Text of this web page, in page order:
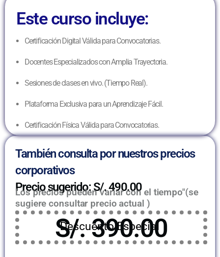
Este curso incluye:
Certificación Digital Válida para Convocatorias.
Docentes Especializados con Amplia Trayectoria.
Sesiones de clases en vivo. (Tiempo Real).
Plataforma Exclusiva para un Aprendizaje Fácil.
Certificación Física Válida para Convocatorias.
También consulta por nuestros precios
corporativos
Precio sugerido: S/. 490.00
Los precios pueden variar con el tiempo"(se
sugiere consultar precio actual )
Descuento Especial
S/. 390.00